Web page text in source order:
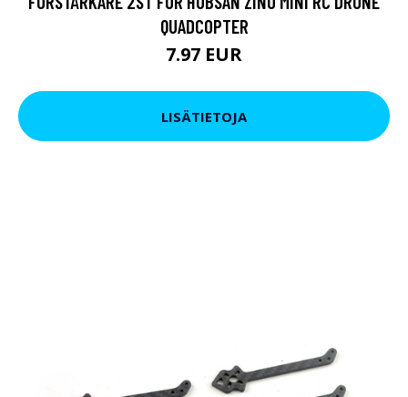
QUADCOPTER
7.97 EUR
LISÄTIETOJA